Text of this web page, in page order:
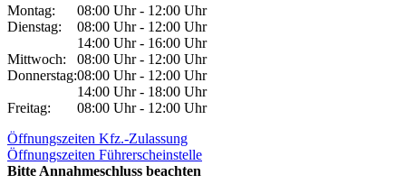
Montag:
08:00 Uhr - 12:00 Uhr
Dienstag:
08:00 Uhr - 12:00 Uhr
14:00 Uhr - 16:00 Uhr
Mittwoch:
08:00 Uhr - 12:00 Uhr
Donnerstag:08:00 Uhr - 12:00 Uhr
14:00 Uhr - 18:00 Uhr
Freitag:
08:00 Uhr - 12:00 Uhr
Öffnungszeiten Kfz.-Zulassung
Öffnungszeiten Führerscheinstelle
Bitte Annahmeschluss beachten